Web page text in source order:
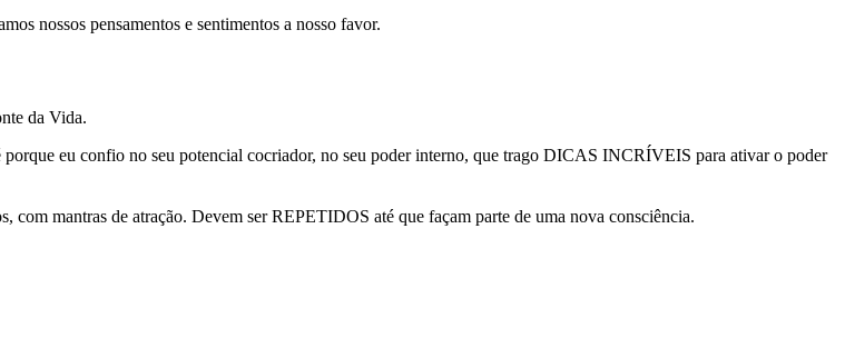
nossos pensamentos e sentimentos a nosso favor.
da Vida.
eu confio no seu potencial cocriador, no seu poder interno, que trago DICAS INCRÍVEIS para ativar o poder
com mantras de atração. Devem ser REPETIDOS até que façam parte de uma nova consciência.